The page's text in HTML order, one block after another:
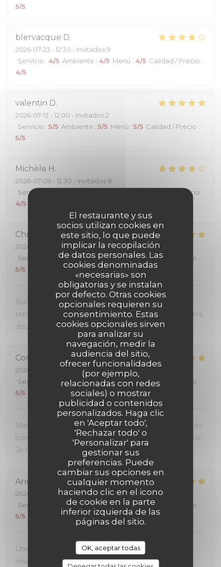
El restaurante y sus
socios utilizan cookies en
este sitio, lo que puede
implicar la recopilación
de datos personales. Las
cookies denominadas
«necesarias» son
obligatorias y se instalan
por defecto. Otras cookies
opcionales requieren su
consentimiento. Estas
cookies opcionales sirven
para analizar su
navegación, medir la
audiencia del sitio,
ofrecer funcionalidades
(por ejemplo,
relacionadas con redes
sociales) o mostrar
publicidad o contenidos
personalizados. Haga clic
en 'Aceptar todo',
'Rechazar todo' o
'Personalizar' para
gestionar sus
preferencias. Puede
cambiar sus opciones en
cualquier momento
haciendo clic en el icono
de cookie en la parte
inferior izquierda de las
páginas del sitio.
OK, aceptar todas
5/5
blervacque D
2026-07-23 - 12:30 - Invitados 9
Servicio : 4/5 Ambiente : 4/5 Menú : 4/5 Calidad / Precio :
4/5
valentin D
2026-07-13 - 12:00 - Invitados 2
Servicio : 5/5 Ambiente : 5/5 Menú : 5/5 Calidad / Precio :
5/5
Michèle H
2026-07-09 - 12:30 - Invitados 8
Servicio
Calidad / Precio :
4/5
Christel
2026-07-07
- 12:30 - Invitados 2
Servicio
/5 Ambiente: 5/5 Menú: 5/5 Calidad / Precio :
5/5
Burgers très généreux, personnel sympathique et
terrasse super agréable. Une première visite mais sans
doute pas la dernière.
Corinne
2026-07-04
- 20:00 - Invitados 3
Servicio
Ambiente:5/5 Menú: 5/5 Calidad / Precio :
5/5
Malgré l'affluence, personnel sympa et à l'écoute. Très
bon rapport qualité-prix, les hamburgers sont délicieux.
Je recommande.
Anna
2026-07-05
- 12:00 - Invitados 4
Servicio
Ambiente:5/5 Menú: 5/5 Calidad / Precio :
5/5
Une excellente expérience du début à la fin. La
réservation en ligne était très simple et fluide, avec